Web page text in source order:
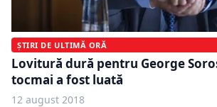
ȘTIRI DE ULTIMĂ ORĂ
Lovitură dură pentru George
tocmai a fost luată
12 august 2018